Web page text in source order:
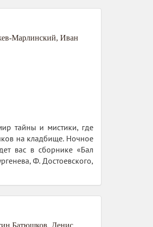
Марлинский, Иван
тайны и мистики, где
на кладбище. Ночное
вас в сборнике «Бал
Ф. Достоевского,
Батюшков Денис